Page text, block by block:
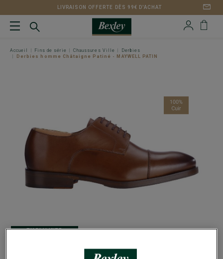
LIVRAISON OFFERTE DÈS 99€ D'ACHAT
Accueil Fins de série Chaussures Ville
Derbies
Derbies homme Châtaigne Patiné - MAYWELL PATIN
EXCLU WEB